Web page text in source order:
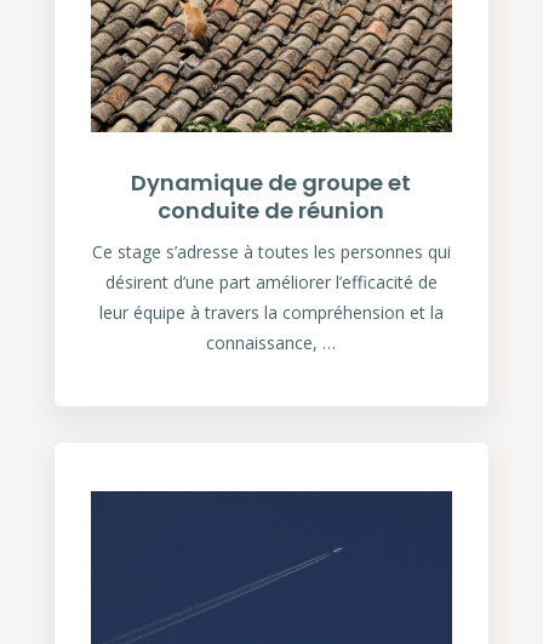
Dynamique de groupe et
conduite de réunion
Ce stage s’adresse à toutes les personnes qui
désirent d’une part améliorer l’efficacité de
leur équipe à travers la compréhension et la
connaissance, …